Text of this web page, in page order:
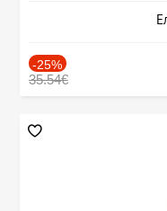
-25%
35.54€